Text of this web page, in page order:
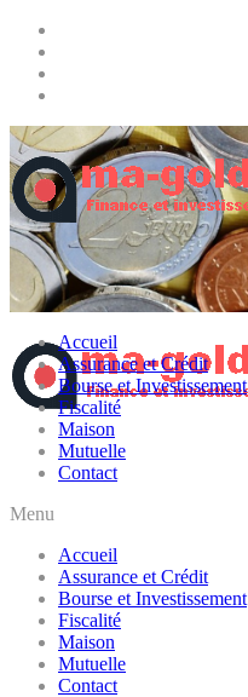
Accueil
Assurance et Crédit
Bourse et Investissement
Fiscalité
Maison
Mutuelle
Contact
Menu
Accueil
Assurance et Crédit
Bourse et Investissement
Fiscalité
Maison
Mutuelle
Contact